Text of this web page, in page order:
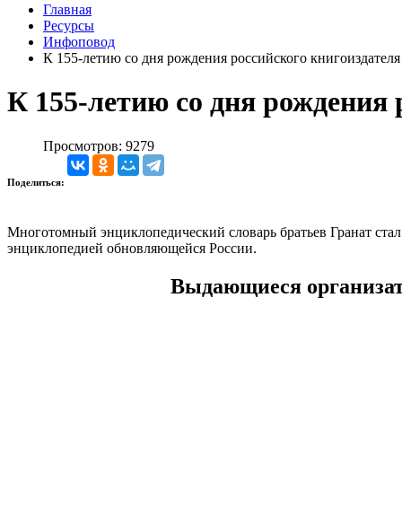
Главная
Ресурсы
Инфоповод
К 155-летию со дня рождения российского
К 155-летию со дня рождения
Просмотров: 9279
Поделиться:
Многотомный энциклопедический словарь братьев Гранат
энциклопедией обновляющейся России.
Выдающиеся